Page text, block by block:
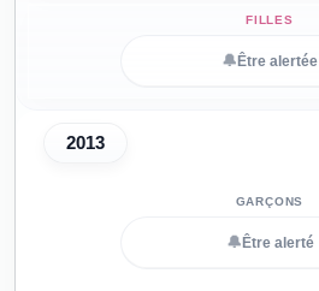
🔔 Être alertée
2013
🔔 Être alerté